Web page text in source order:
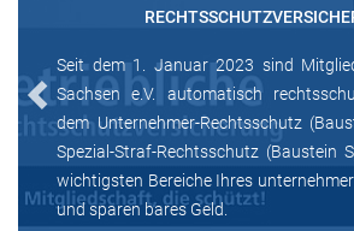
Seit dem 1. Januar 2023 sind
Sachsen e.V. automatisch
dem Unternehmer-Rechtsschutz
Spezial-Straf-Rechtsschutz (Baustein
wichtigsten Bereiche Ihres
und sparen bares Geld.
Previous